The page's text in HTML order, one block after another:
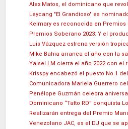
Alex Matos, el dominicano que
Leycang "El Grandioso" es
Kelmary es reconocida en Premios
Premios Soberano 2023: Y el
Luis Vázquez estrena versión
Mike Bahia arranca el año con la
Yaisel LM cierra el año 2022 con el
Krisspy encabezó el puesto No.1
Comunicadora Mariela Guerrero
Penélope Guzmán celebra
Dominicano “Tatto RD” conquista
Realizarán entrega del Premio
Venezolano JAC, es el DJ que se